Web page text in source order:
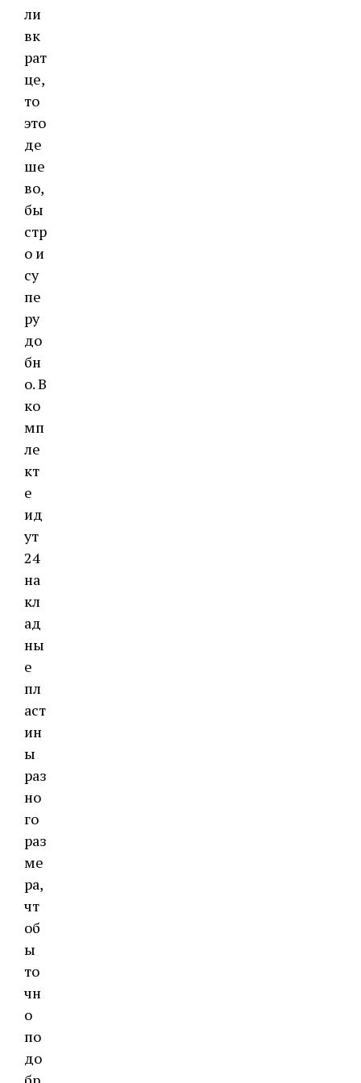
ли
вк
рат
це,
то
это
де
ше
во,
бы
стр
о и
су
пе
ру
до
бн
о. В
ко
мп
ле
кт
е
ид
ут
24
на
кл
ад
ны
е
пл
аст
ин
ы
раз
но
го
раз
ме
ра,
чт
об
ы
то
чн
о
по
до